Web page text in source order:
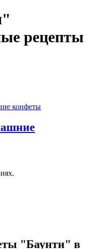
рецепты
конфеты
"Баунти" в